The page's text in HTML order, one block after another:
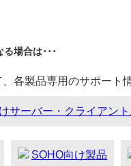
場合は･･･
各製品専用のサポート
サーバー・クライアン
SOHO向け製品